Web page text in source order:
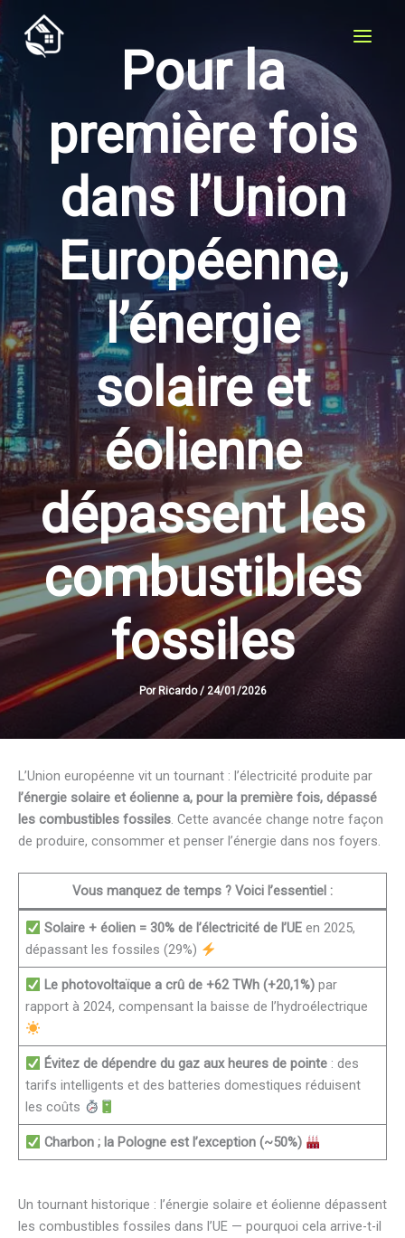
contenu
Pour la
première fois
dans l’Union
Européenne,
l’énergie
solaire et
éolienne
dépassent les
combustibles
fossiles
Por Ricardo/ 24/01/2026
L’Union européenne vit un tournant : l’électricité produite par
l’énergie solaire et éolienne a, pour la première fois, dépassé
les combustibles fossiles. Cette avancée change notre façon
de produire, consommer et penser l’énergie dans nos foyers.
Vous manquez de temps ? Voici l’essentiel :
Solaire + éolien = 30% de l’électricité de l’UEen 2025,
dépassant les fossiles (29%)
Le photovoltaïque a crû de +62 TWh (+20,1%)par
rapport à 2024, compensant la baisse de l’hydroélectrique
Évitez de dépendre du gaz aux heures de pointe: des
tarifs intelligents et des batteries domestiques réduisent
les coûts
Charbon ; la Pologne est l’exception (~50%)
Un tournant historique : l’énergie solaire et éolienne dépassent
les combustibles fossiles dans l’UE — pourquoi cela arrive-t-il